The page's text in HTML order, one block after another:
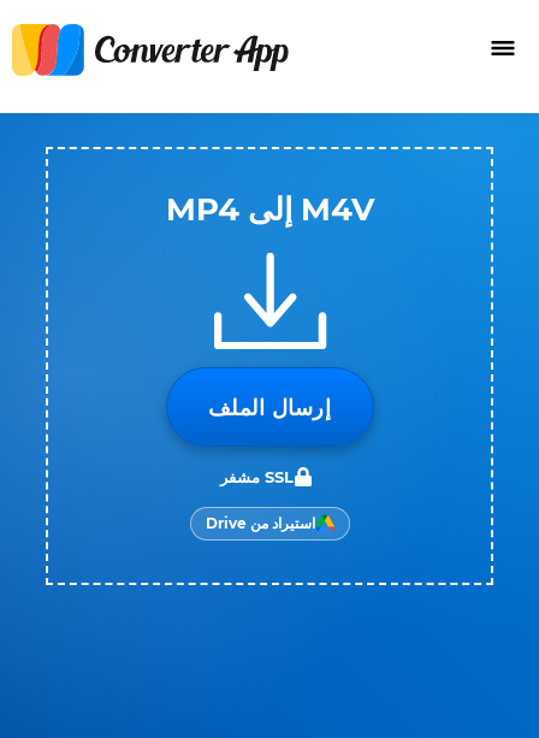
M4V إلى MP4
إرسال الملف
SSL مشفر
استيراد من Drive